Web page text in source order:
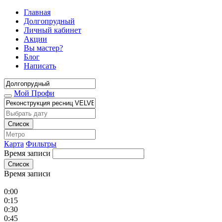
Главная
Долгопрудный
Личный кабинет
Акции
Вы мастер?
Блог
Написать
Мой Профи
Список
Карта Фильтры
Время записи
Список
Время записи
0:00
0:15
0:30
0:45